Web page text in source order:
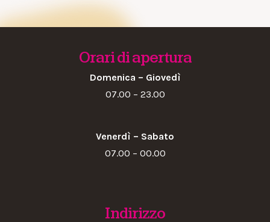
Orari di apertura
Domenica – Giovedì
07.00 – 23.00
Venerdì – Sabato
07.00 – 00.00
Indirizzo